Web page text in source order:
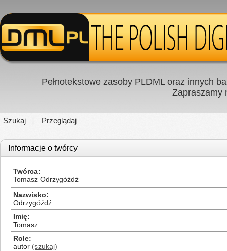
Pełnotekstowe zasoby PLDML oraz innych
Zapraszamy
Szukaj Przeglądaj
Informacje o twórcy
Twórca
Tomasz Odrzygóźdź
Nazwisko
Odrzygóźdź
Imię
Tomasz
Role
autor (szukaj)